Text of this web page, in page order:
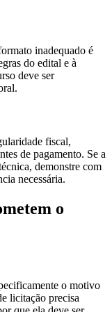
inadequado é
do edital e à
deve ser
fiscal,
de pagamento. Se a
demonstre com
necessária.
o
o motivo
licitação precisa